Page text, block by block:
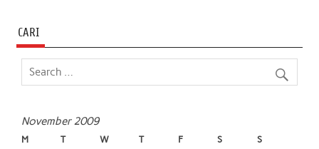
CARI
November 2009
M T W T F S S